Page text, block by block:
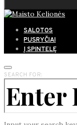
SALOTOS
PUSRYČIAI
Į SPINTELĘ
SEARCH FOR: